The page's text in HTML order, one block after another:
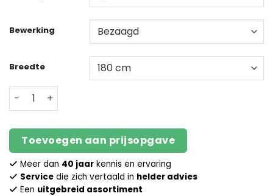
Bewerking
Breedte
Douglas schuttingscherm | 16mm | 90CM aantal
Toevoegen aan prijsopgave
Meer dan 40 jaar kennis en ervaring
Service die zich vertaald in helder advies
Een uitgebreid assortiment